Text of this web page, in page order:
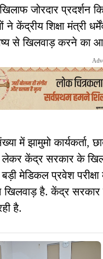
जोरदार प्रदर्शन
ने केंद्रीय शिक्षा मंत्री
से खिलवाड़ करने का
में झामुमो
केंद्र सरकार के
मेडिकल प्रवेश
है. केंद्र सरकार
है.